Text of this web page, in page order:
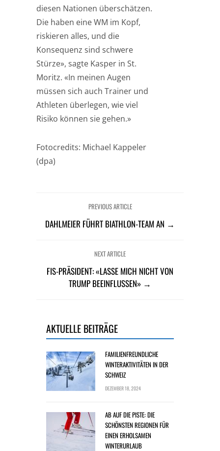
diesen Nationen überschätzen.
Die haben eine WM im Kopf,
riskieren alles, und die
Konsequenz sind schwere
Stürze», sagte Kasper in St.
Moritz. «In meinen Augen
müssen sich auch Trainer und
Athleten überlegen, wie viel
Risiko können sie gehen.»
Fotocredits: Michael Kappeler
(dpa)
PREVIOUS ARTICLE
DAHLMEIER FÜHRT BIATHLON-TEAM AN →
NEXT ARTICLE
FIS-PRÄSIDENT: «LASSE MICH NICHT VON
TRUMP BEEINFLUSSEN» →
AKTUELLE BEITRÄGE
FAMILIENFREUNDLICHE
WINTERAKTIVITÄTEN IN DER
SCHWEIZ
DEZEMBER 18, 2024
AB AUF DIE PISTE: DIE
SCHÖNSTEN REGIONEN FÜR
EINEN ERHOLSAMEN
WINTERURLAUB